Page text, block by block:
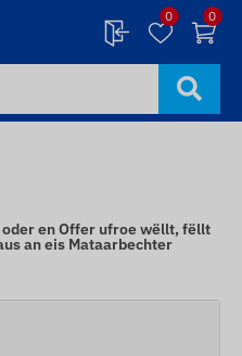
0 0
en Offer ufroe wëllt, fëllt
an eis Mataarbechter